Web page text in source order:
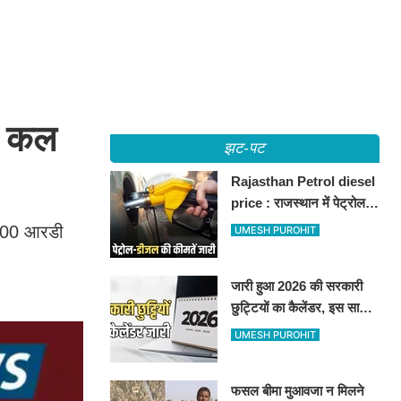
कल
आरडी
झट-पट
Rajasthan Petrol diesel
price : राजस्थान में पेट्रोल-
डीजल की कीमतें जारी, जानिए
UMESH PUROHIT
जारी हुआ 2026 की सरकारी
छुट्टियों का कैलेंडर, इस साल
कई बार मिलेगा लगातार
UMESH PUROHIT
फसल बीमा मुआवजा न मिलने